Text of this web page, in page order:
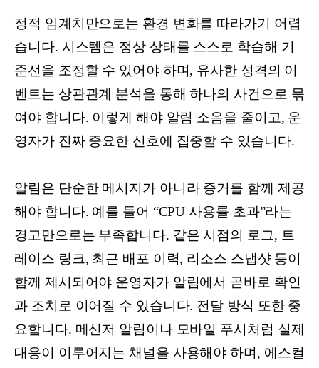
정적 임계치만으로는 환경 변화를 따라가기 어렵
습니다. 시스템은 정상 상태를 스스로 학습해 기
준선을 조정할 수 있어야 하며, 유사한 성격의 이
벤트는 상관관계 분석을 통해 하나의 사건으로 묶
여야 합니다. 이렇게 해야 알림 소음을 줄이고, 운
영자가 진짜 중요한 신호에 집중할 수 있습니다.
알림은 단순한 메시지가 아니라 증거를 함께 제공
해야 합니다. 예를 들어 “CPU 사용률 초과”라는
경고만으로는 부족합니다. 같은 시점의 로그, 트
레이스 링크, 최근 배포 이력, 리소스 스냅샷 등이
함께 제시되어야 운영자가 알림에서 곧바로 확인
과 조치로 이어질 수 있습니다. 전달 방식 또한 중
요합니다. 메신저 알림이나 모바일 푸시처럼 실제
대응이 이루어지는 채널을 사용해야 하며, 에스컬